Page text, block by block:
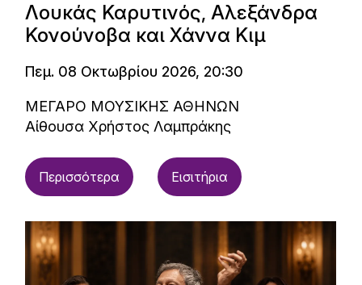
Λουκάς Καρυτινός, Αλεξάνδρα
Κονούνοβα και Χάννα Κιμ
Πεμ. 08 Οκτωβρίου 2026, 20:30
ΜΕΓΑΡΟ ΜΟΥΣΙΚΗΣ ΑΘΗΝΩΝ
Αίθουσα Χρήστος Λαμπράκης
Περισσότερα Εισιτήρια